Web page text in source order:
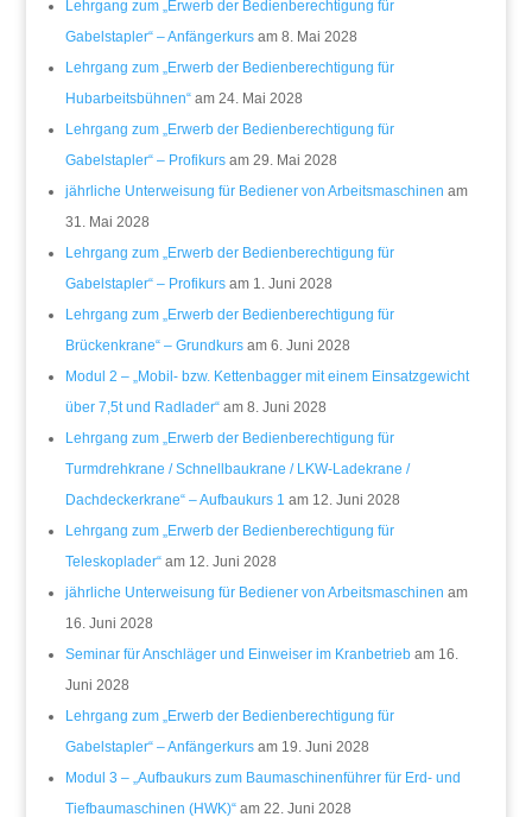
Lehrgang zum „Erwerb der Bedienberechtigung für
Gabelstapler“ – Anfängerkursam 8. Mai 2028
Lehrgang zum „Erwerb der Bedienberechtigung für
Hubarbeitsbühnen“am 24. Mai 2028
Lehrgang zum „Erwerb der Bedienberechtigung für
Gabelstapler“ – Profikursam 29. Mai 2028
jährliche Unterweisung für Bediener von Arbeitsmaschinen am
31. Mai 2028
Lehrgang zum „Erwerb der Bedienberechtigung für
Gabelstapler“ – Profikursam 1. Juni 2028
Lehrgang zum „Erwerb der Bedienberechtigung für
Brückenkrane“ – Grundkursam 6. Juni 2028
Modul 2 – „Mobil- bzw. Kettenbagger mit einem Einsatzgewicht
über 7,5t und Radlader“am 8. Juni 2028
Lehrgang zum „Erwerb der Bedienberechtigung für
Turmdrehkrane / Schnellbaukrane / LKW-Ladekrane /
Dachdeckerkrane“ – Aufbaukurs 1 am 12. Juni 2028
Lehrgang zum „Erwerb der Bedienberechtigung für
Teleskoplader“am 12. Juni 2028
jährliche Unterweisung für Bediener von Arbeitsmaschinen am
16. Juni 2028
Seminar für Anschläger und Einweiser im Kranbetriebam 16.
Juni 2028
Lehrgang zum „Erwerb der Bedienberechtigung für
Gabelstapler“ – Anfängerkursam 19. Juni 2028
Modul 3 – „Aufbaukurs zum Baumaschinenführer für Erd- und
Tiefbaumaschinen (HWK)“am 22. Juni 2028